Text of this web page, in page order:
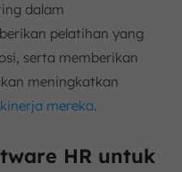
dalam
pelatihan yang
serta memberikan
meningkatkan
mereka.
HR untuk